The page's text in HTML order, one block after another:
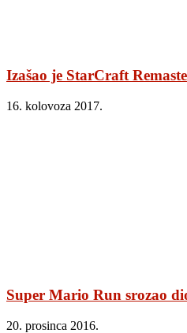
Izašao je StarCraft
16. kolovoza 2017.
Super Mario Run srozao
20. prosinca 2016.